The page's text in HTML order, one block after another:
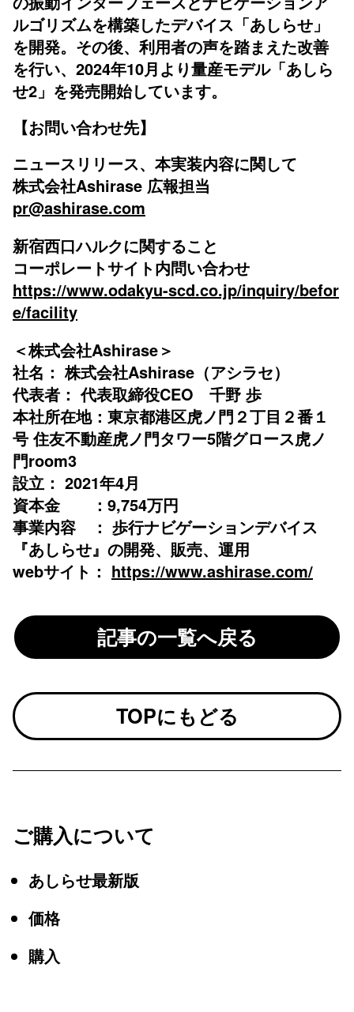
ルゴリズムを構築したデバイス「あしらせ」
を開発。その後、利用者の声を踏まえた改善
を行い、2024年10月より量産モデル「あしら
せ2」を発売開始しています。
【お問い合わせ先】
ニュースリリース、本実装内容に関して
株式会社Ashirase 広報担当
pr@ashirase.com
新宿西口ハルクに関すること
コーポレートサイト内問い合わせ
https://www.odakyu-scd.co.jp/inquiry/befor
e/facility
＜株式会社Ashirase＞
社名​​： 株式会社Ashirase（アシラセ）
代表者​： 代表取締役CEO 千野 歩
本社所在地​：東京都港区虎ノ門２丁目２番１
号​ 住友不動産虎ノ門タワー5階グロース虎ノ
門room3
設立​​： 2021年4月
資本金 ​：9,754万円
事業内容 ​： 歩行ナビゲーションデバイス
『あしらせ』の開発、販売、運用
webサイト​： https://www.ashirase.com/
記事の一覧へ戻る
TOPにもどる
ご購入について
あしらせ最新版
価格
購入